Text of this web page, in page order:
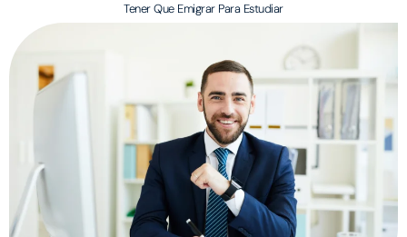
Tener Que Emigrar Para Estudiar
QUIÉN DICTARÁ EL WEBINAR